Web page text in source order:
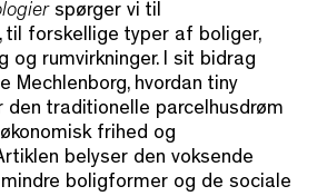
spørger vi til
til forskellige typer af boliger,
og rumvirkninger. I sit bidrag
Mechlenborg, hvordan tiny
den traditionelle parcelhusdrøm
frihed og
belyser den voksende
boligformer og de sociale